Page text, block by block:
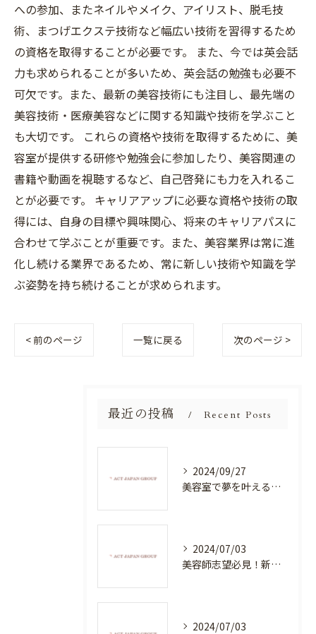
への参加、またネイルやメイク、アイリスト、脱毛技
術、まつげエクステ技術など幅広い技術を習得するため
の資格を取得することが必要です。 また、今では英会話
力も求められることが多いため、英会話の勉強も必要不
可欠です。また、最新の美容技術にも注目し、最先端の
美容技術・医療美容などに関する知識や技術を学ぶこと
も大切です。 これらの資格や技術を取得するために、美
容室が提供する研修や勉強会に参加したり、美容関連の
書籍や動画を視聴するなど、自己啓発にも力を入れるこ
とが必要です。 キャリアアップに必要な資格や技術の取
得には、自身の目標や興味関心、将来のキャリアパスに
合わせて学ぶことが重要です。また、美容業界は常に進
化し続ける業界であるため、常に新しい技術や知識を学
ぶ姿勢を持ち続けることが求められます。
< 前のページ 一覧に戻る 次のページ >
最近の投稿 Recent Posts
2024/09/27
美容室で夢を叶える！自分を磨く新たなチャンス
2024/07/03
美容師志望必見！新たな価値を創造する美容室でハイレベルな技術を学べる環境
2024/07/03